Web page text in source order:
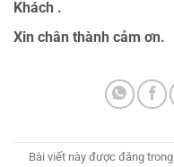
Khách .
Xin chân thành cảm ơn.
Bài viết này được đăng trong